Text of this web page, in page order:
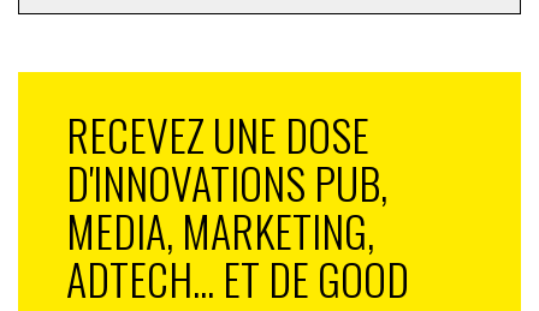
La grande consultation citoyenne d’ICI est à retrouver
sur le site ici.fr
RECEVEZ UNE DOSE
D'INNOVATIONS PUB,
MEDIA, MARKETING,
ADTECH... ET DE GOOD